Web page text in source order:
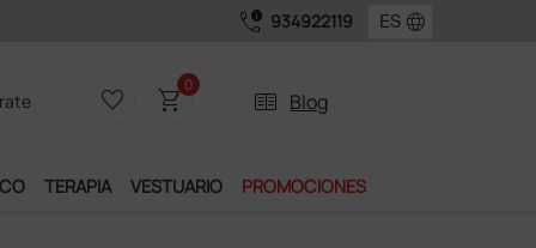
call_quality 934922119 language
favorite_border shopping_cart0
two_pager Blog
TERAPIA VESTUARIO PROMOCIONES